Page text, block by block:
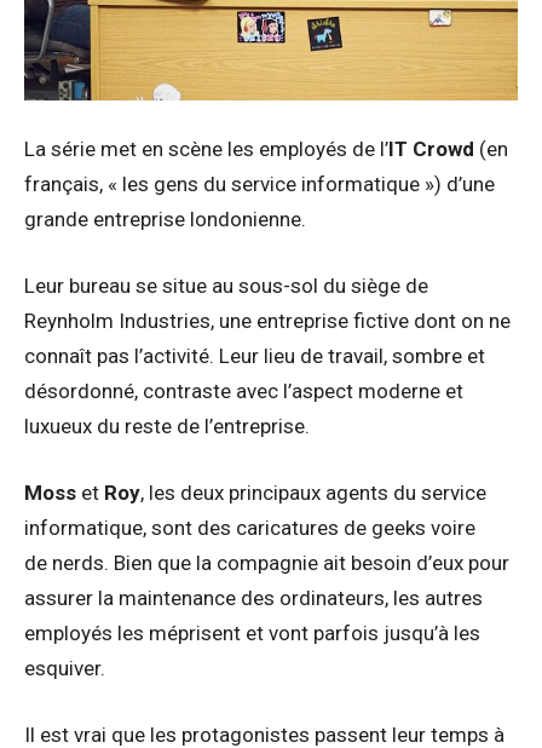
La série met en scène les employés de l’IT Crowd (en
français, « les gens du service informatique ») d’une
grande entreprise londonienne.
Leur bureau se situe au sous-sol du siège de
Reynholm Industries, une entreprise fictive dont on ne
connaît pas l’activité. Leur lieu de travail, sombre et
désordonné, contraste avec l’aspect moderne et
luxueux du reste de l’entreprise.
Moss et Roy, les deux principaux agents du service
informatique, sont des caricatures de geeks voire
de nerds. Bien que la compagnie ait besoin d’eux pour
assurer la maintenance des ordinateurs, les autres
employés les méprisent et vont parfois jusqu’à les
esquiver.
Il est vrai que les protagonistes passent leur temps à